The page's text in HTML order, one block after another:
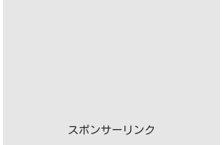
スポンサーリンク